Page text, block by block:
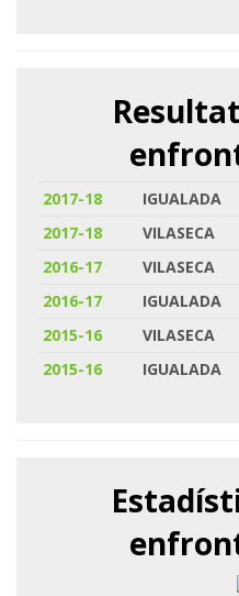
2017-18 IGUALADA
2017-18
VILASECA
2016-17
VILASECA
2016-17
IGUALADA
2015-16
VILASECA
2015-16
IGUALADA